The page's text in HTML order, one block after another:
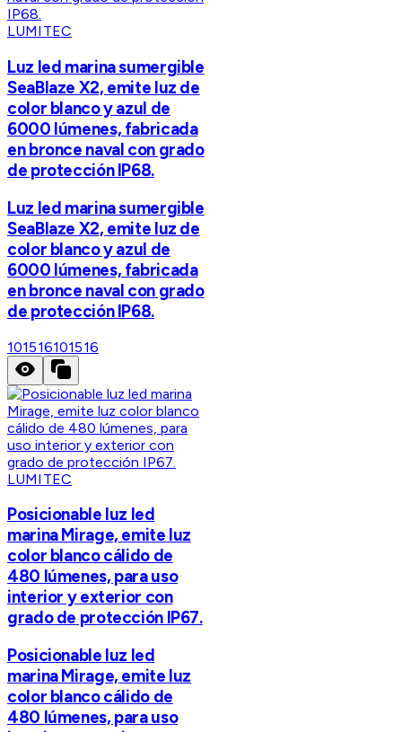
LUMITEC
Luz led marina sumergible
SeaBlaze X2, emite luz de
color blanco y azul de
6000 lúmenes, fabricada
en bronce naval con grado
de protección IP68.
Luz led marina sumergible
SeaBlaze X2, emite luz de
color blanco y azul de
6000 lúmenes, fabricada
en bronce naval con grado
de protección IP68.
101516101516
LUMITEC
Posicionable luz led
marina Mirage, emite luz
color blanco cálido de
480 lúmenes, para uso
interior y exterior con
grado de protección IP67.
Posicionable luz led
marina Mirage, emite luz
color blanco cálido de
480 lúmenes, para uso